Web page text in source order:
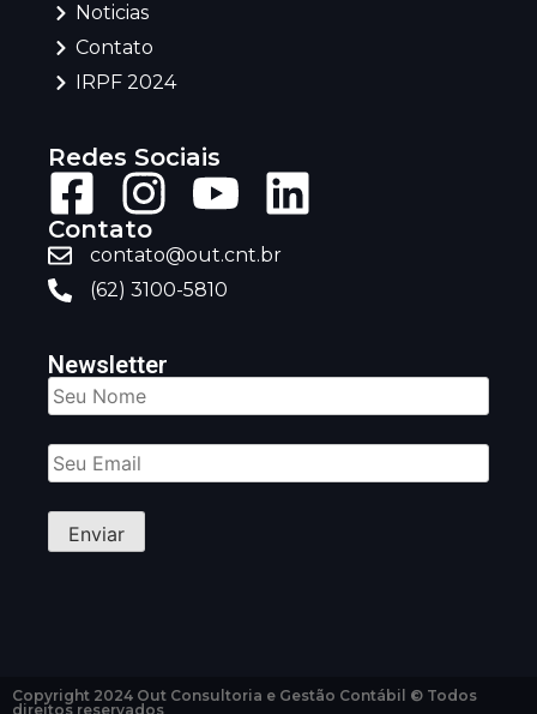
Noticias
Contato
IRPF 2024
Redes Sociais
Contato
contato@out.cnt.br
(62) 3100-5810
Newsletter
Copyright 2024 Out Consultoria e Gestão Contábil © Todos
direitos reservados